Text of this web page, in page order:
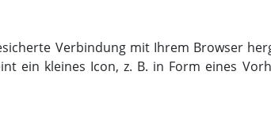
Verbindung mit Ihrem Browser
ein kleines Icon, z. B. in Form eines